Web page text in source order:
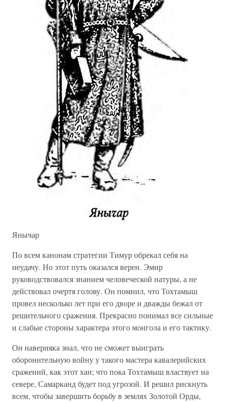
Янычар
По всем канонам стратегии Тимур обрекал себя на
неудачу. Но этот путь оказался верен. Эмир
руководствовался знанием человеческой натуры, а не
действовал очертя голову. Он помнил, что Тохтамыш
провел несколько лет при его дворе и дважды бежал от
решительного сражения. Прекрасно понимал все сильные
и слабые стороны характера этого монгола и его тактику.
Он наверняка знал, что не сможет выиграть
оборонительную войну у такого мастера кавалерийских
сражений, как этот хан; что пока Тохтамыш властвует на
севере, Самарканд будет под угрозой. И решил рискнуть
всем, чтобы завершить борьбу в землях Золотой Орды,